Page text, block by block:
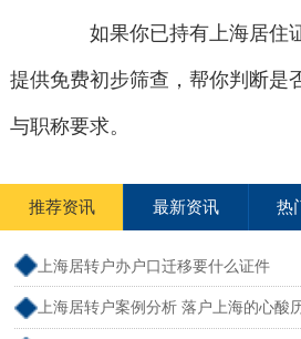
如果你已持有上海居住
提供免费初步筛查，帮你判断是
与职称要求。
推荐资讯 最新资讯 热
上海居转户办户口迁移要什么证件
上海居转户案例分析 落户上海的心酸